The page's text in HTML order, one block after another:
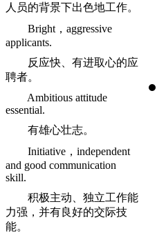
人员的背景下出色地工作。
Bright，aggressive
applicants.
反应快、有进取心的应
聘者。
Ambitious attitude
essential.
有雄心壮志。
Initiative，independent
and good communication
skill.
积极主动、独立工作能
力强，并有良好的交际技
能。